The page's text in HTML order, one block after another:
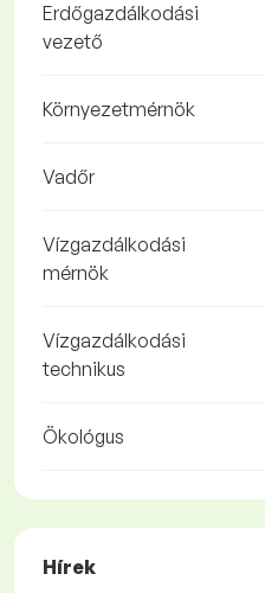
Erdőgazdálkodási
vezető
Környezetmérnök
Vadőr
Vízgazdálkodási
mérnök
Vízgazdálkodási
technikus
Ökológus
Hírek